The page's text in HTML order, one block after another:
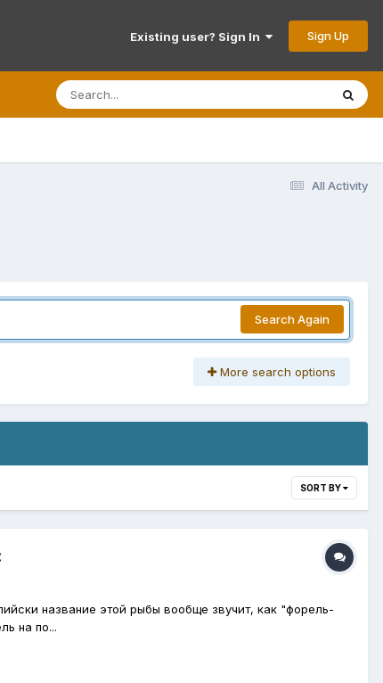
Existing user? Sign In Sign Up
All Activity
Search Again
More search options
SORT BY
название этой рыбы вообще звучит, как "форель-
на по...